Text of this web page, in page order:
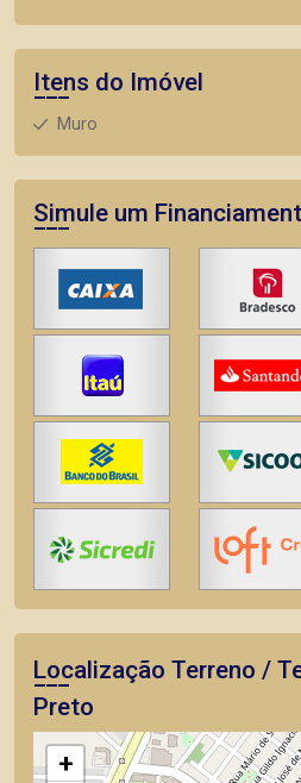
Itens do Imóvel
Muro
Simule um
Localização Terreno /
Preto
+